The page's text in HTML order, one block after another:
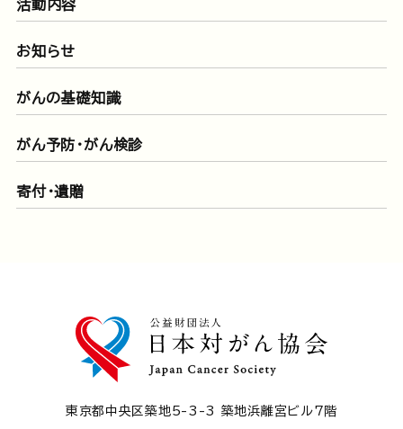
活動内容
お知らせ
がんの基礎知識
がん予防・がん検診
寄付・遺贈
東京都中央区築地5-3-3 築地浜離宮ビル7階